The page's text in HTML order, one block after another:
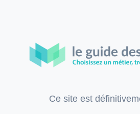
Ce site est